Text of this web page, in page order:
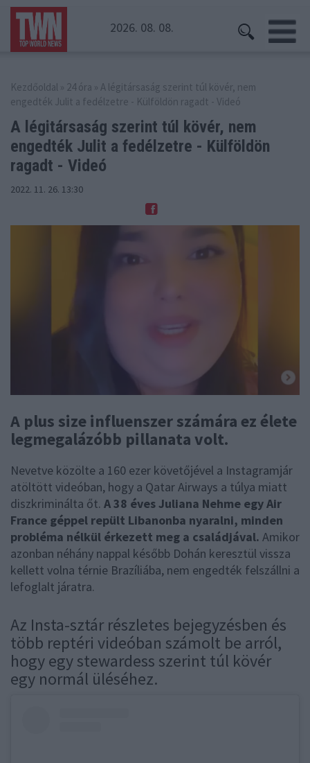
2026. 08. 08.
Kezdőoldal » 24 óra » A légitársaság szerint túl kövér, nem
engedték Julit a fedélzetre - Külföldön ragadt - Videó
A légitársaság szerint túl kövér, nem
engedték Julit a fedélzetre - Külföldön
ragadt - Videó
2022. 11. 26. 13:30
A plus size influenszer számára ez élete
legmegalázóbb pillanata volt.
Nevetve közölte a 160 ezer követőjével a Instagramjár
atöltött videóban, hogy a Qatar Airways a túlya miatt
diszkriminálta őt. A 38 éves Juliana Nehme egy Air
France géppel repült Libanonba nyaralni, minden
probléma nélkül érkezett meg a családjával. Amikor
azonban néhány nappal később Dohán keresztül vissza
kellett volna térnie Brazíliába, nem engedték felszállni a
lefoglalt járatra.
Az Insta-sztár részletes bejegyzésben és
több reptéri videóban számolt be arról,
hogy egy stewardess szerint túl kövér
egy normál üléséhez.